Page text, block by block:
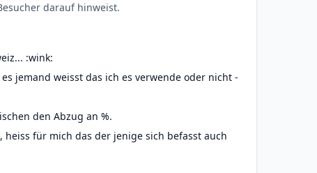
darauf hinweist.
:wink:
jemand weisst das ich es verwende oder nicht -
den Abzug an %.
für mich das der jenige sich befasst auch